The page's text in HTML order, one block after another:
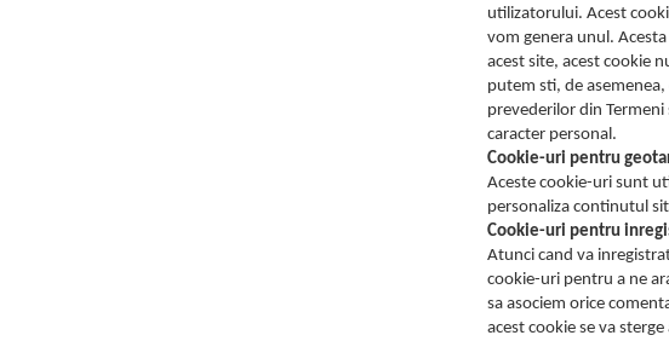
utilizatorului. Acest
vom genera unul.
acest site, acest cookie
putem sti, de
prevederilor din
caracter personal.
Cookie-uri pentru
Aceste cookie-uri sunt
personaliza continutul
Cookie-uri pentru
Atunci cand va
cookie-uri pentru a ne
sa asociem orice
acest cookie se va